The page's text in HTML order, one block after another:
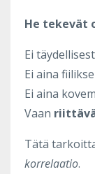
He tekevät
Ei
Ei aina
Ei aina
Vaan
Tätä
korrelaatio.